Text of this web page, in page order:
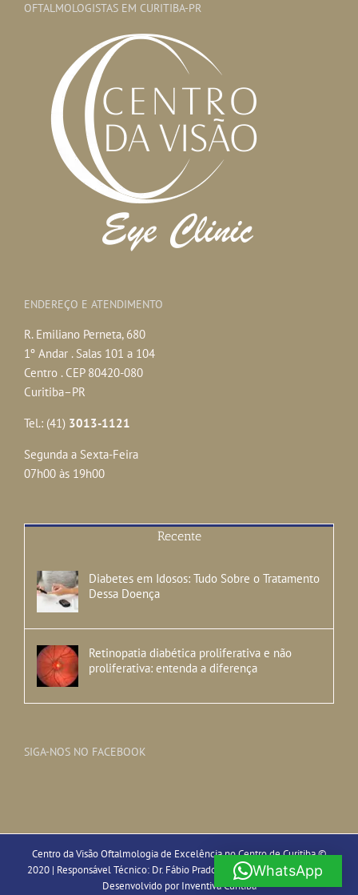
OFTALMOLOGISTAS EM CURITIBA-PR
ENDEREÇO E ATENDIMENTO
R. Emiliano Perneta, 680
1º Andar . Salas 101 a 104
Centro . CEP 80420-080
Curitiba–PR
Tel.: (41) 3013-1121
Segunda a Sexta-Feira
07h00 às 19h00
Recente
Diabetes em Idosos: Tudo Sobre o Tratamento
Dessa Doença
Retinopatia diabética proliferativa e não
proliferativa: entenda a diferença
SIGA-NOS NO FACEBOOK
Centro da Visão Oftalmologia de Excelência no Centro de Curitiba ©
2020 | Responsável Técnico: Dr. Fábio Prado Sabbag - CRM-PR 15.857 |
Desenvolvido porInventiva Curitiba
WhatsApp